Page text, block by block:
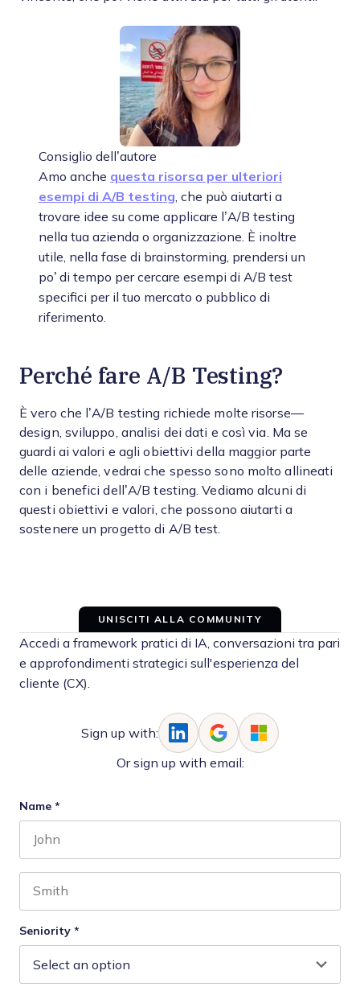
Consiglio dell’autore
Amo anche questa risorsa per ulteriori
esempi di A/B testing , che può aiutarti a
trovare idee su come applicare l’A/B testing
nella tua azienda o organizzazione. È inoltre
utile, nella fase di brainstorming, prendersi un
po’ di tempo per cercare esempi di A/B test
specifici per il tuo mercato o pubblico di
riferimento.
Perché fare A/B Testing?
È vero che l’A/B testing richiede molte risorse—
design, sviluppo, analisi dei dati e così via. Ma se
guardi ai valori e agli obiettivi della maggior parte
delle aziende, vedrai che spesso sono molto allineati
con i benefici dell’A/B testing. Vediamo alcuni di
questi obiettivi e valori, che possono aiutarti a
sostenere un progetto di A/B test.
UNISCITI ALLA COMMUNITY
Accedi a framework pratici di IA, conversazioni tra pari
e approfondimenti strategici sull'esperienza del
cliente (CX).
Sign up with:
Or sign up with email:
Name *
Seniority *